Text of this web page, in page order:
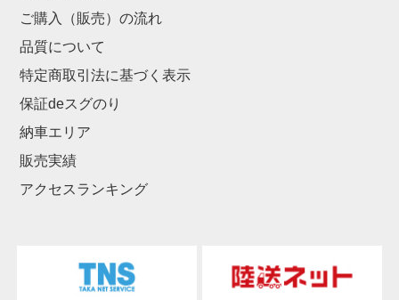
ご購入（販売）の流れ
品質について
特定商取引法に基づく表示
保証deスグのり
納車エリア
販売実績
アクセスランキング